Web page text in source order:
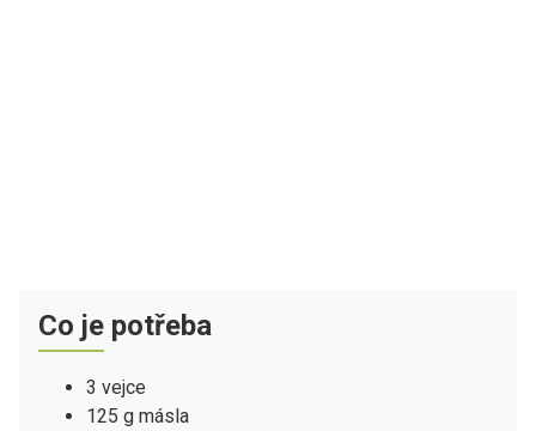
Co je potřeba
3 vejce
125 g másla